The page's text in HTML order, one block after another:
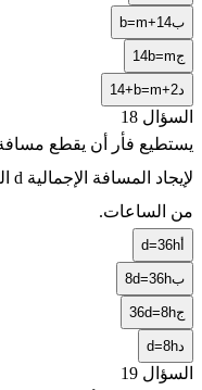
بb=m+14
ج14b=m
14+b=m+2
السؤال 18
لإيجاد المسافة الإجمالية d
من الساعات.
d=36h
ب8d=36h
ج36d=8h
d=8h
السؤال 19